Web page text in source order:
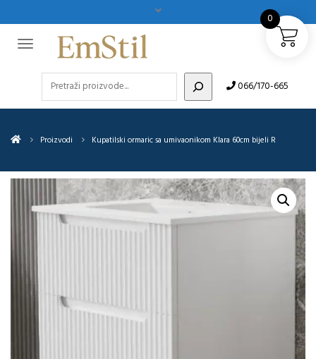
066/170-665
Proizvodi Kupatilski ormaric sa umivaonikom Klara 60cm bijeli R
0